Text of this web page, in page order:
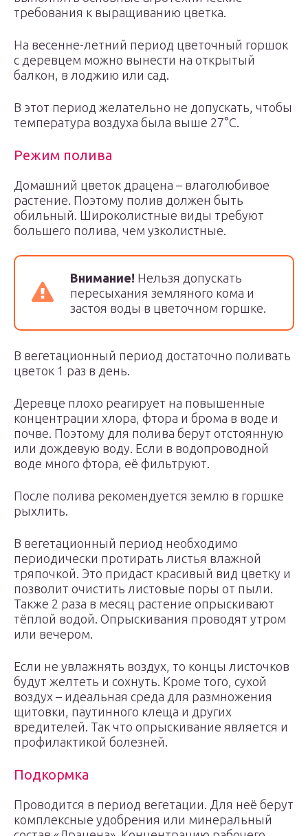
требования к выращиванию цветка.
На весенне-летний период цветочный горшок
с деревцем можно вынести на открытый
балкон, в лоджию или сад.
В этот период желательно не допускать, чтобы
температура воздуха была выше 27°С.
Режим полива
Домашний цветок драцена – влаголюбивое
растение. Поэтому полив должен быть
обильный. Широколистные виды требуют
большего полива, чем узколистные.
Внимание! Нельзя допускать
пересыхания земляного кома и
застоя воды в цветочном горшке.
В вегетационный период достаточно поливать
цветок 1 раз в день.
Деревце плохо реагирует на повышенные
концентрации хлора, фтора и брома в воде и
почве. Поэтому для полива берут отстоянную
или дождевую воду. Если в водопроводной
воде много фтора, её фильтруют.
После полива рекомендуется землю в горшке
рыхлить.
В вегетационный период необходимо
периодически протирать листья влажной
тряпочкой. Это придаст красивый вид цветку и
позволит очистить листовые поры от пыли.
Также 2 раза в месяц растение опрыскивают
тёплой водой. Опрыскивания проводят утром
или вечером.
Если не увлажнять воздух, то концы листочков
будут желтеть и сохнуть. Кроме того, сухой
воздух – идеальная среда для размножения
щитовки, паутинного клеща и других
вредителей. Так что опрыскивание является и
профилактикой болезней.
Подкормка
Проводится в период вегетации. Для неё берут
комплексные удобрения или минеральный